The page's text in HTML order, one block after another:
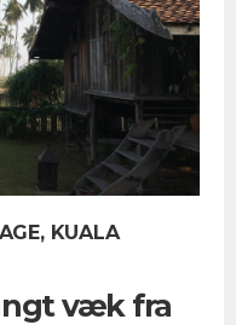
KUALA
væk fra